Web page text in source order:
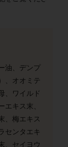
油、デンプ
、オオミテ
、ワイルド
エキス末、
、梅エキス
センタエキ
、セイヨウ